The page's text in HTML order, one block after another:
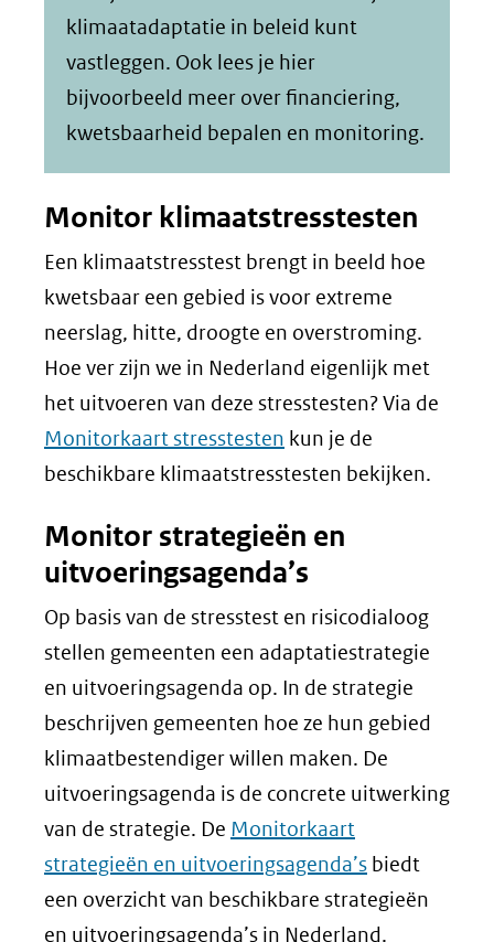
klimaatadaptatie in beleid kunt
vastleggen. Ook lees je hier
bijvoorbeeld meer over financiering,
kwetsbaarheid bepalen en monitoring.
Monitor klimaatstresstesten
Een klimaatstresstest brengt in beeld hoe
kwetsbaar een gebied is voor extreme
neerslag, hitte, droogte en overstroming.
Hoe ver zijn we in Nederland eigenlijk met
het uitvoeren van deze stresstesten? Via de
Monitorkaart stresstesten kun je de
beschikbare klimaatstresstesten bekijken.
Monitor strategieën en
uitvoeringsagenda’s
Op basis van de stresstest en risicodialoog
stellen gemeenten een adaptatiestrategie
en uitvoeringsagenda op. In de strategie
beschrijven gemeenten hoe ze hun gebied
klimaatbestendiger willen maken. De
uitvoeringsagenda is de concrete uitwerking
van de strategie. De Monitorkaart
strategieën en uitvoeringsagenda’s biedt
een overzicht van beschikbare strategieën
en uitvoeringsagenda’s in Nederland.